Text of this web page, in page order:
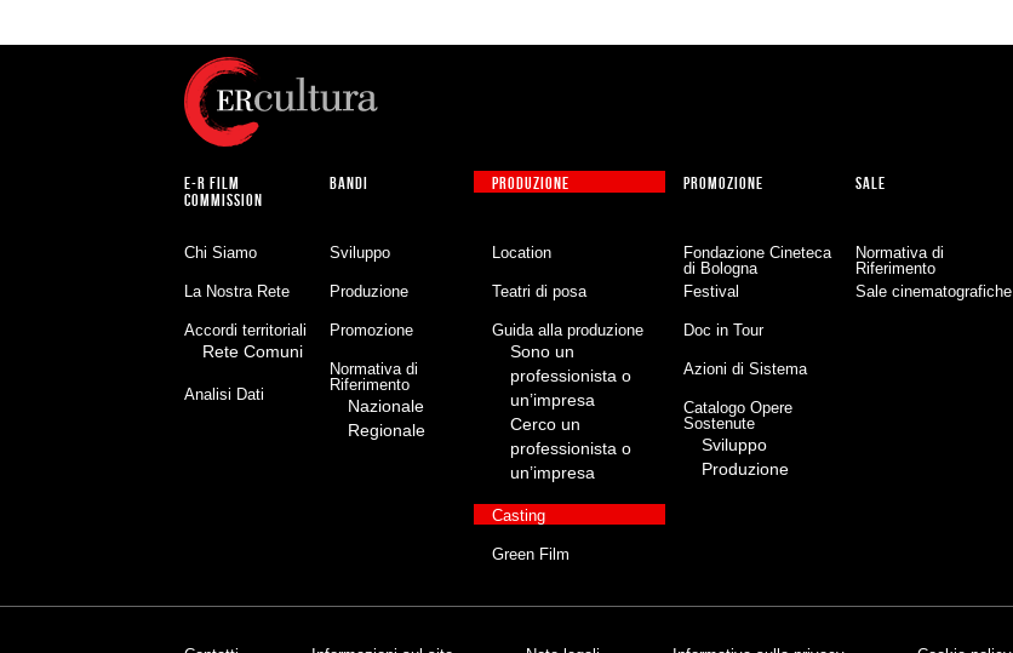
E-R FILM
COMMISSION
Chi Siamo
La Nostra Rete
Accordi territoriali
Rete Comuni
Analisi Dati
BANDI
Sviluppo
Produzione
Promozione
Normativa di
Riferimento
Nazionale
Regionale
PRODUZIONE
Location
Teatri di posa
Guida alla produzione
Sono un
professionista o
un’impresa
Cerco un
professionista o
un’impresa
Casting
Green Film
PROMOZIONE
Fondazione Cineteca
di Bologna
Festival
Doc in Tour
Azioni di Sistema
Catalogo Opere
Sostenute
Sviluppo
Produzione
SALE
Normativa di
Riferimento
Sale cinematografiche